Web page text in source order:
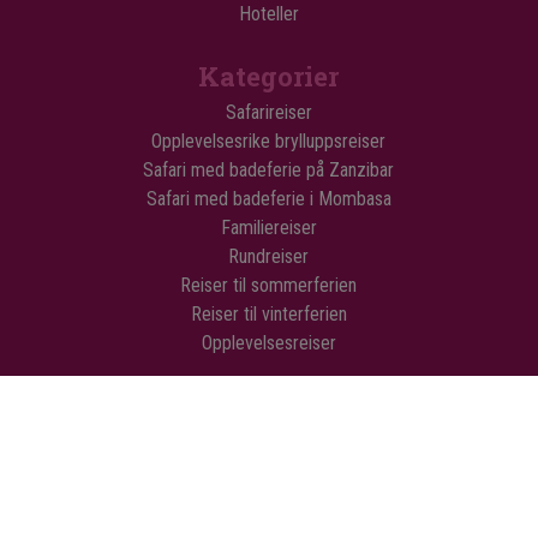
Hoteller
Kategorier
Safarireiser
Opplevelsesrike brylluppsreiser
Safari med badeferie på Zanzibar
Safari med badeferie i Mombasa
Familiereiser
Rundreiser
Reiser til sommerferien
Reiser til vinterferien
Opplevelsesreiser